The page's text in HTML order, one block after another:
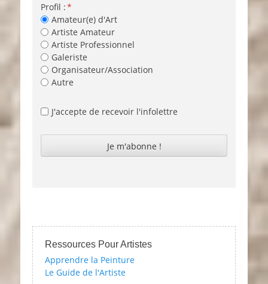
Profil :
Amateur(e) d'Art
Artiste Amateur
Artiste Professionnel
Galeriste
Organisateur/Association
Autre
J'accepte de recevoir l'infolettre
Ressources Pour Artistes
Apprendre la Peinture
Le Guide de l'Artiste